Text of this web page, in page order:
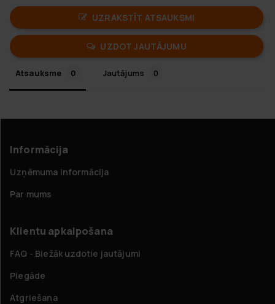
UZRAKSTĪT ATSAUKSMI
UZDOT JAUTĀJUMU
Atsauksme Jautājums
Informācija
Uzņēmuma informācija
Par mums
Klientu apkalpošana
FAQ - Biežāk uzdotie jautājumi
Piegāde
Atgriešana